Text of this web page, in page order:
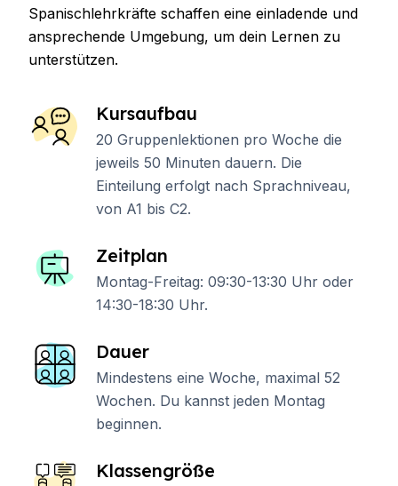
Spanischlehrkräfte schaffen eine einladende und
ansprechende Umgebung, um dein Lernen zu
unterstützen.
Kursaufbau
20 Gruppenlektionen pro Woche die
jeweils 50 Minuten dauern. Die
Einteilung erfolgt nach Sprachniveau,
von A1 bis C2.
Zeitplan
Montag-Freitag: 09:30-13:30 Uhr oder
14:30-18:30 Uhr.
Dauer
Mindestens eine Woche, maximal 52
Wochen. Du kannst jeden Montag
beginnen.
Klassengröße